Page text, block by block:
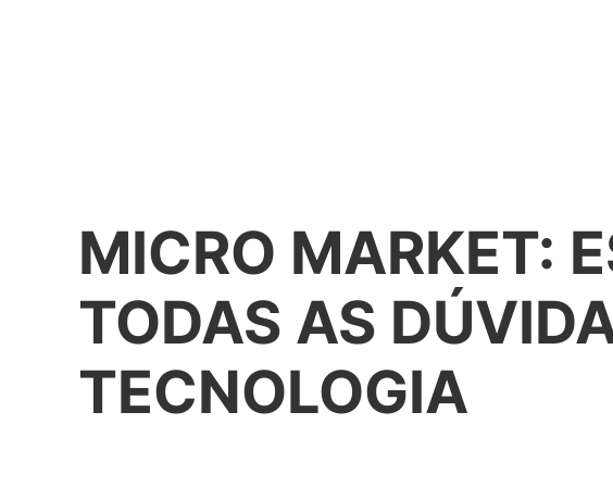
MICRO MARKET:
TODAS AS
TECNOLOGIA